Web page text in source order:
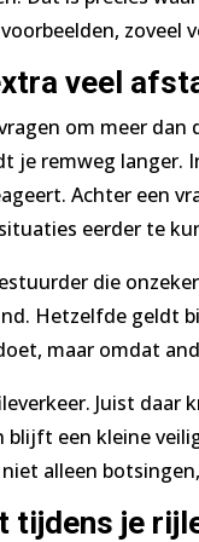
zoveel
veel
om meer
je remweg langer.
Achter een
eerder te
die
Hetzelfde geldt
maar omdat
Juist daar
blijft een kleine
alleen
tijdens je